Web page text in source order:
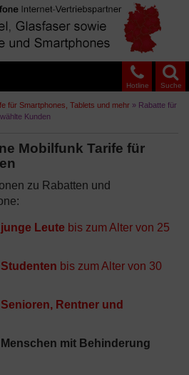
Suche
Hotline
für Smartphones, Tablets und mehr » Rabatte für
Kunden
Mobilfunk Tarife für
zu Rabatten und
junge Leute bis zum Alter von 25
Studenten bis zum Alter von 30
Senioren, Rentner und
Menschen mit Behinderung